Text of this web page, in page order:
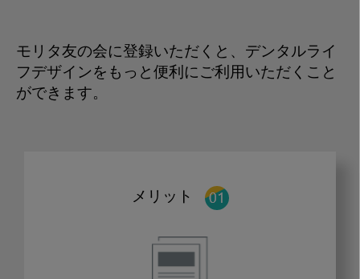
モリタ友の会に登録いただくと、デンタルライ
フデザインをもっと便利にご利用いただくこと
ができます。
メリット